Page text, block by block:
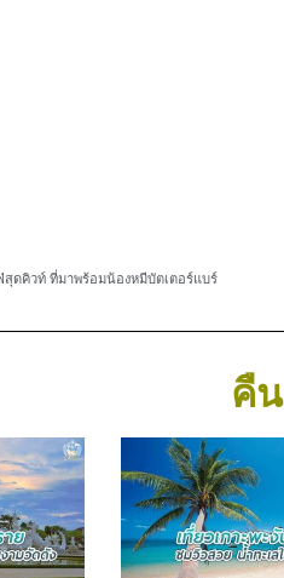
ฟ่สุดคิวท์ ที่มาพร้อมน้องหมีบัตเตอร์แบร์
คื